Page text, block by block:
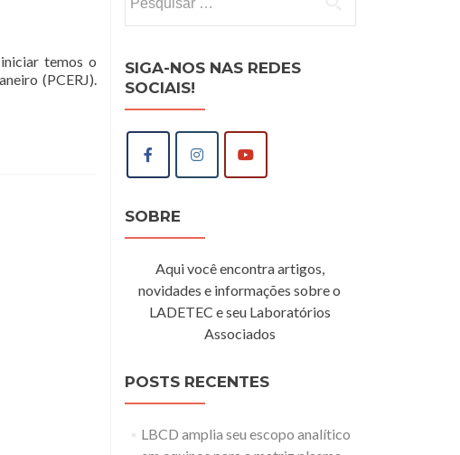
temos o
(PCERJ).
por:
SIGA-NOS NAS REDES
SOCIAIS!
SOBRE
Aqui você encontra artigos,
novidades e informações sobre o
LADETEC e seu Laboratórios
Associados
POSTS RECENTES
LBCD amplia seu escopo analítico